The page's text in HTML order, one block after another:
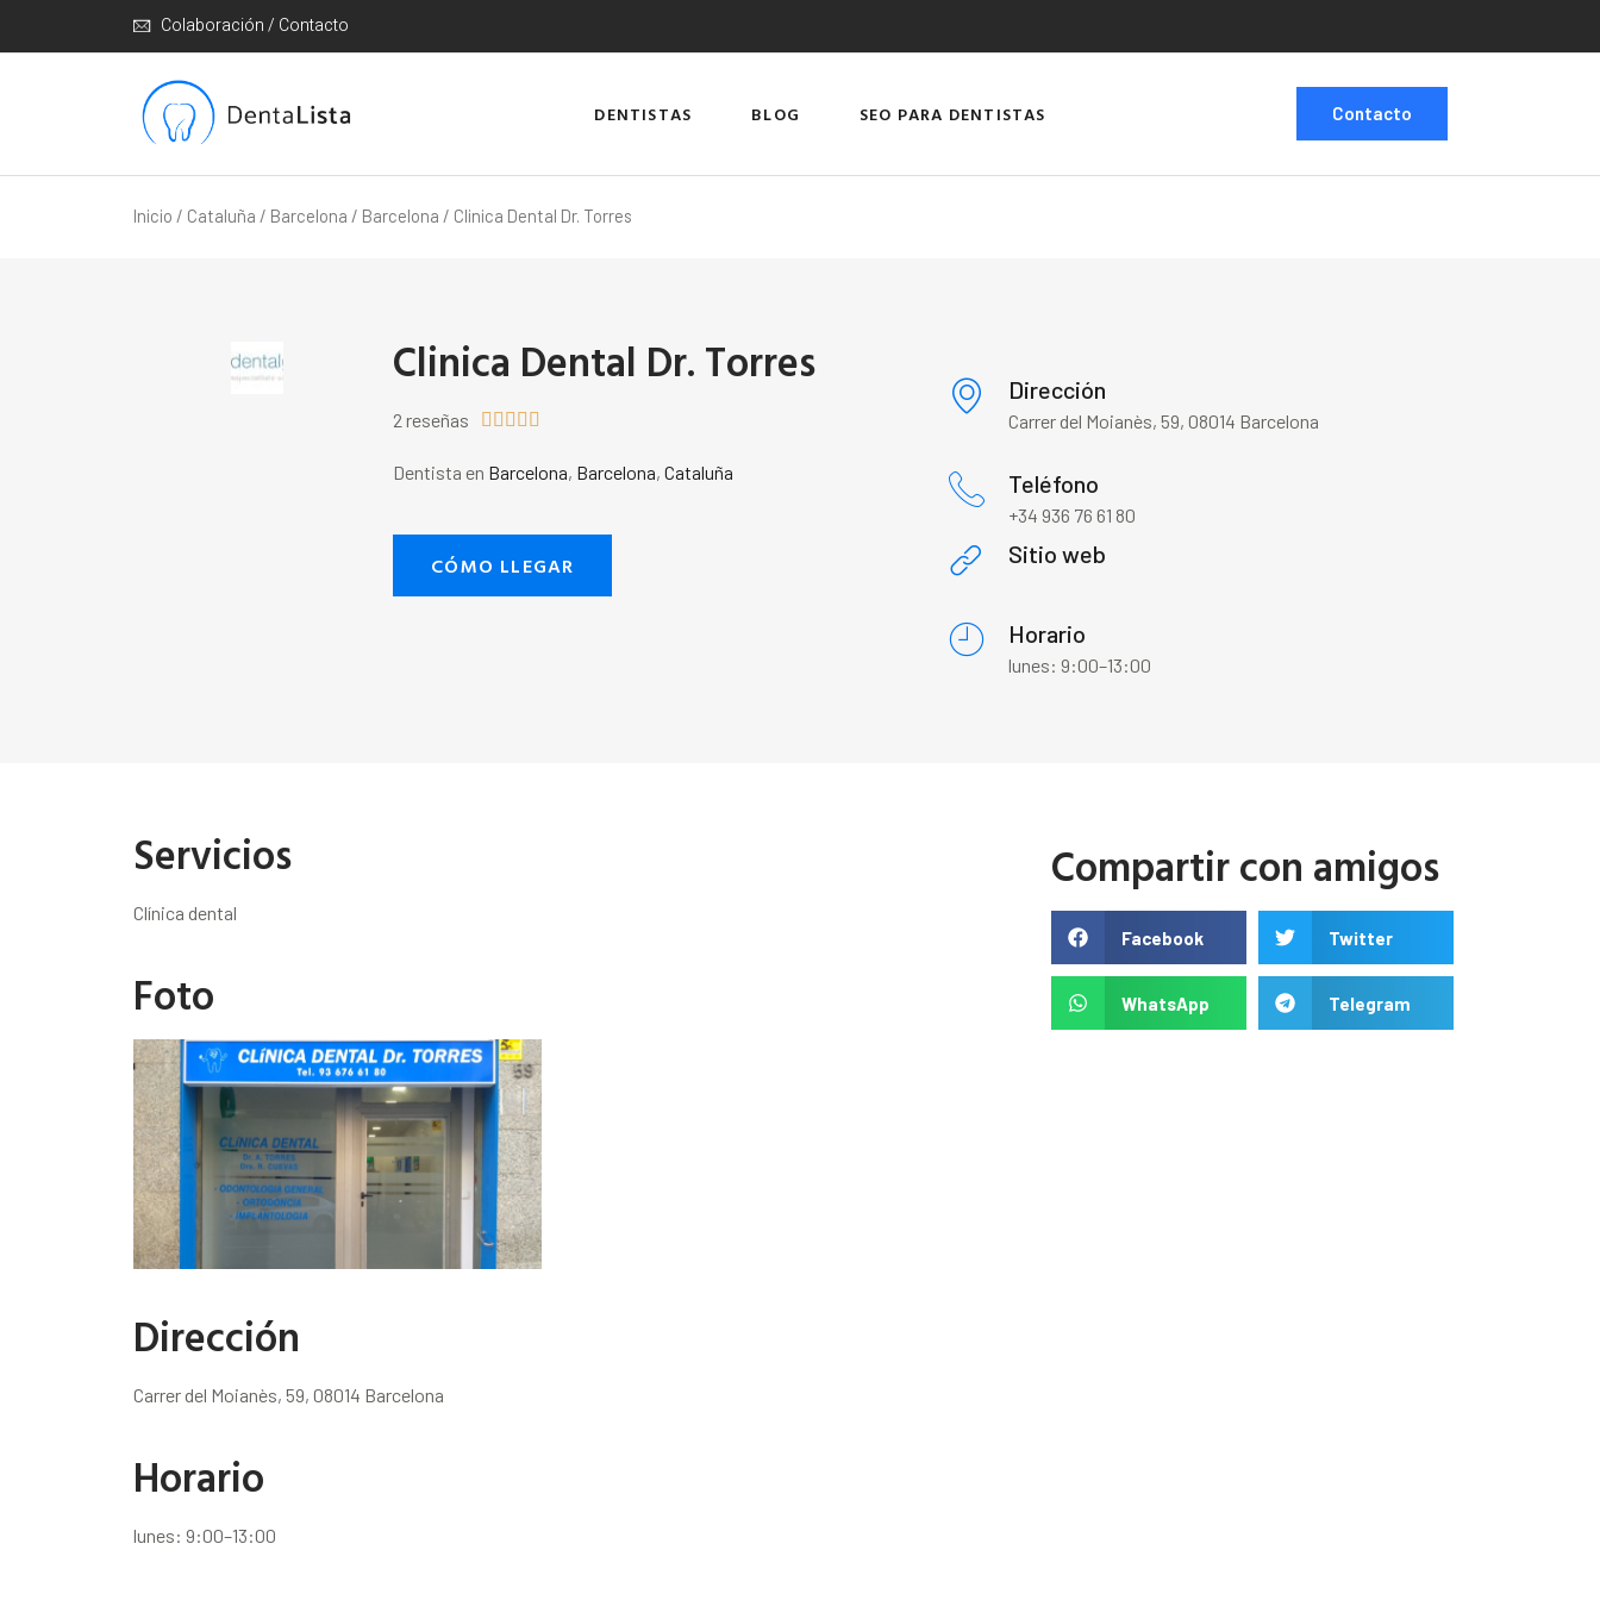
Colaboración / Contacto
DENTISTAS BLOG SEO PARA DENTISTAS Contacto
Inicio / Cataluña / Barcelona / Barcelona / Clinica Dental Dr. Torres
Clinica Dental Dr. Torres
2 reseñas     
Dentista en Barcelona, Barcelona,Cataluña
CÓMO LLEGAR
Dirección
Carrer del Moianès, 59, 08014 Barcelona
Teléfono
+34 936 76 61 80
Sitio web
Horario
lunes: 9:00–13:00
Servicios
Clínica dental
Foto
Dirección
Carrer del Moianès, 59, 08014 Barcelona
Horario
lunes: 9:00–13:00
Compartir con amigos
Facebook Twitter
WhatsApp Telegram